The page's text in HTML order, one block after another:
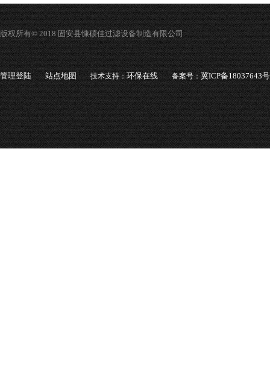
版权所有© 2018 固安县慷硕佳过滤设备制造有限公司
管理登陆 站点地图 技术支持：环保在线 备案号：冀ICP备18037643